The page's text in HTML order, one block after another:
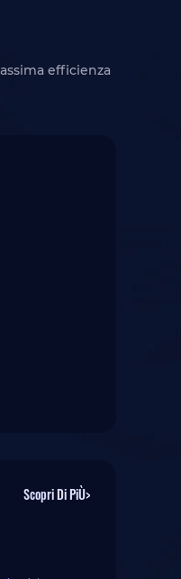
efficienza
Scopri Di PiÙ>